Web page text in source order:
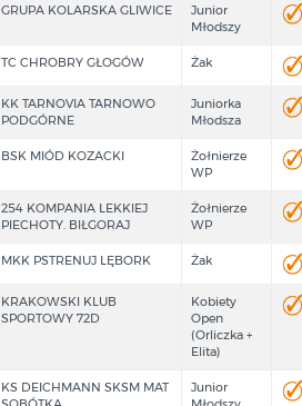
GRUPA KOLARSKA GLIWICE
Junior
Młodszy
TC CHROBRY GŁOGÓW Żak
KK TARNOVIA TARNOWO
PODGÓRNE
Juniorka
Młodsza
BSK MIÓD KOZACKI
Żołnierze
WP
254 KOMPANIA LEKKIEJ
PIECHOTY. BIŁGORAJ
Żołnierze
WP
MKK PSTRENUJ LĘBORK Żak
KRAKOWSKI KLUB
SPORTOWY 72D
Kobiety
Open
(Orliczka +
Elita)
KS DEICHMANN SKSM MAT
Junior